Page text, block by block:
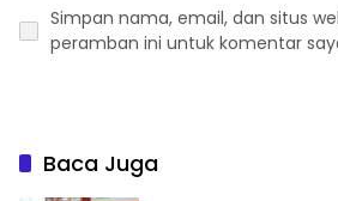
Simpan nama, email, dan situs
peramban ini untuk komentar
Baca Juga